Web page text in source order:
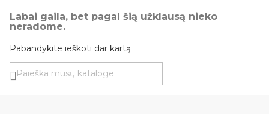
Labai gaila, bet pagal šią užklausą nieko
neradome.
Pabandykite ieškoti dar kartą